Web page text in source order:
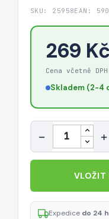
SKU: 25958EAN:
269 Kč
Cena včetně
Skladem (2-4
Množství
− +
VLOŽIT
Expedice do 24 h